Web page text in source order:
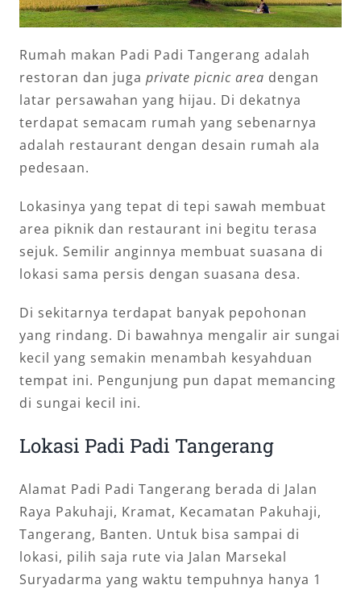
Rumah makan Padi Padi Tangerang adalah
restoran dan juga private picnic area dengan
latar persawahan yang hijau. Di dekatnya
terdapat semacam rumah yang sebenarnya
adalah restaurant dengan desain rumah ala
pedesaan.
Lokasinya yang tepat di tepi sawah membuat
area piknik dan restaurant ini begitu terasa
sejuk. Semilir anginnya membuat suasana di
lokasi sama persis dengan suasana desa.
Di sekitarnya terdapat banyak pepohonan
yang rindang. Di bawahnya mengalir air sungai
kecil yang semakin menambah kesyahduan
tempat ini. Pengunjung pun dapat memancing
di sungai kecil ini.
Lokasi Padi Padi Tangerang
Alamat Padi Padi Tangerang berada di Jalan
Raya Pakuhaji, Kramat, Kecamatan Pakuhaji,
Tangerang, Banten. Untuk bisa sampai di
lokasi, pilih saja rute via Jalan Marsekal
Suryadarma yang waktu tempuhnya hanya 1